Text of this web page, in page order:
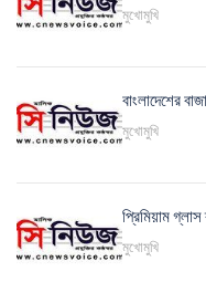
মুখোমুখি
বাংলাদেশের
মুখোমুখি
প্রিমিয়াম
মুখোমুখি